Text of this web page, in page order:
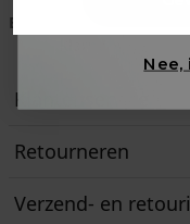
Betaal achteraf met
Klantenservice
Retourneren
Verzend- en
Nee,